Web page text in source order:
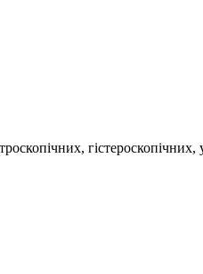
гістероскопічних,